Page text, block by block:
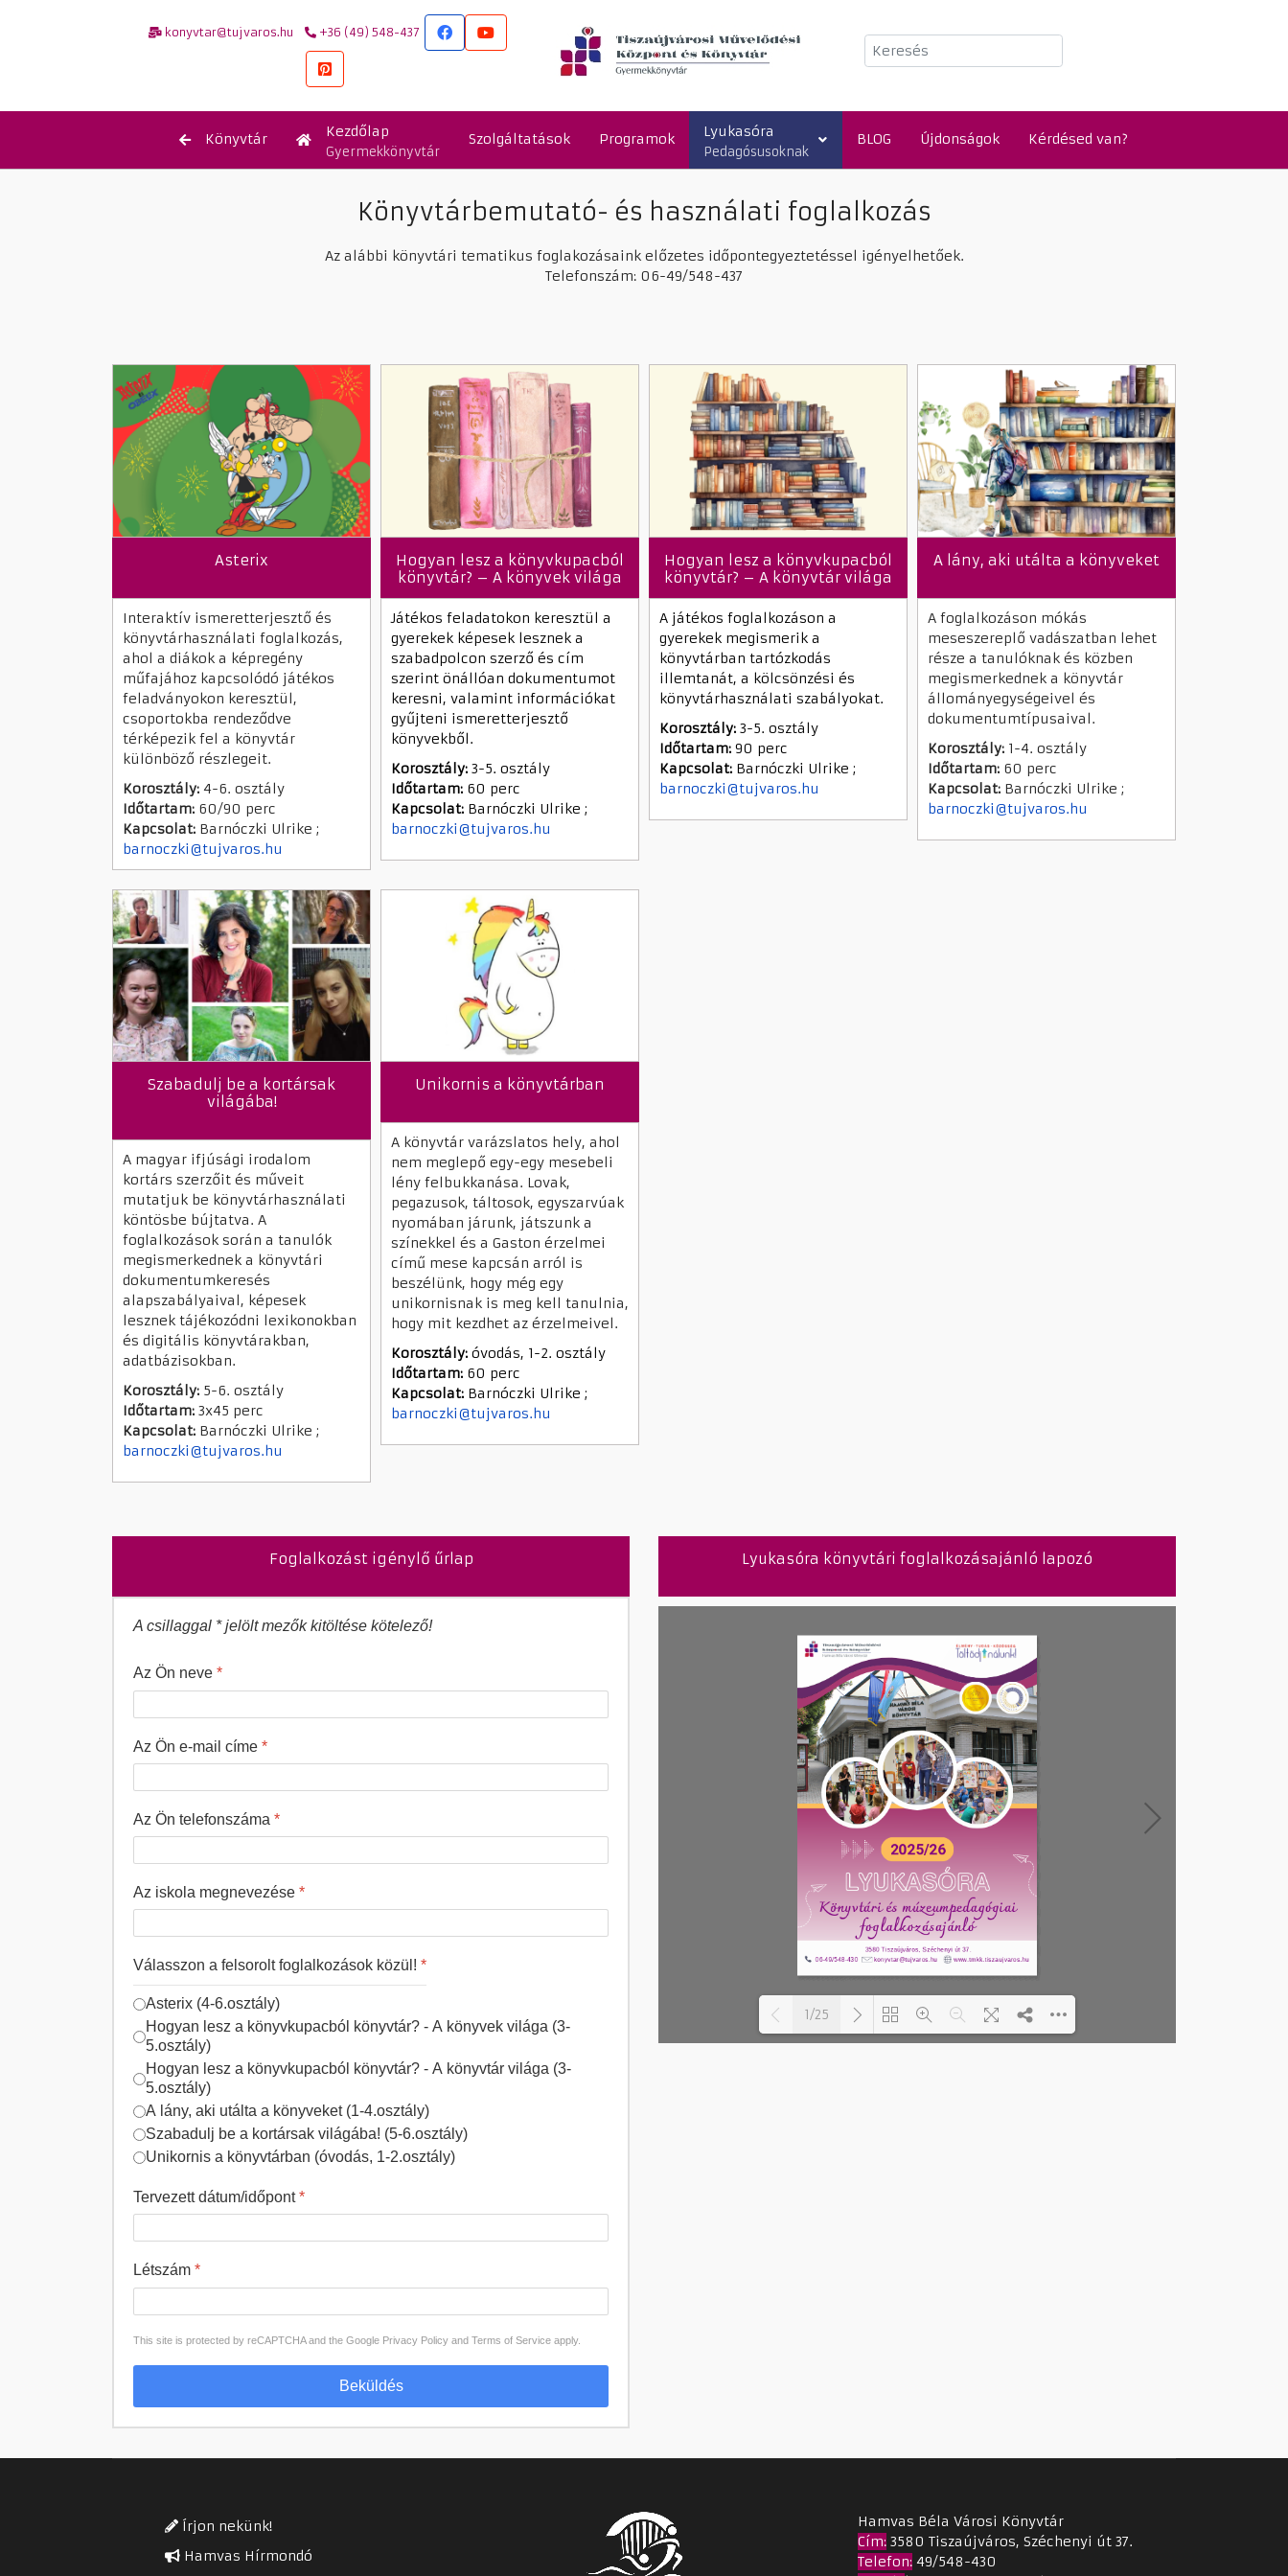
konyvtar@tujvaros.hu +36 (49) 548-437
Keresés
Könyvtár Kezdőlap
Gyermekkönyvtár
Szolgáltatások Programok Lyukasóra
Pedagósusoknak
BLOG Újdonságok Kérdésed van?
Könyvtárbemutató- és használati foglalkozás
Az alábbi könyvtári tematikus foglakozásaink előzetes időpontegyeztetéssel igényelhetőek.
Telefonszám: 06-49/548-437
Asterix
Interaktív ismeretterjesztő és
könyvtárhasználati foglalkozás,
ahol a diákok a képregény
műfajához kapcsolódó játékos
feladványokon keresztül,
csoportokba rendeződve
térképezik fel a könyvtár
különböző részlegeit.
Korosztály: 4-6. osztály
Időtartam: 60/90 perc
Kapcsolat: Barnóczki Ulrike ;
barnoczki@tujvaros.hu
Hogyan lesz a könyvkupacból
könyvtár? – A könyvek világa
Játékos feladatokon keresztül a
gyerekek képesek lesznek a
szabadpolcon szerző és cím
szerint önállóan dokumentumot
keresni, valamint információkat
gyűjteni ismeretterjesztő
könyvekből.
Korosztály: 3-5. osztály
Időtartam: 60 perc
Kapcsolat: Barnóczki Ulrike ;
barnoczki@tujvaros.hu
Hogyan lesz a könyvkupacból
könyvtár? – A könyvtár világa
A játékos foglalkozáson a
gyerekek megismerik a
könyvtárban tartózkodás
illemtanát, a kölcsönzési és
könyvtárhasználati szabályokat.
Korosztály: 3-5. osztály
Időtartam: 90 perc
Kapcsolat: Barnóczki Ulrike ;
barnoczki@tujvaros.hu
A lány, aki utálta a könyveket
A foglalkozáson mókás
meseszereplő vadászatban lehet
része a tanulóknak és közben
megismerkednek a könyvtár
állományegységeivel és
dokumentumtípusaival.
Korosztály: 1-4. osztály
Időtartam: 60 perc
Kapcsolat: Barnóczki Ulrike ;
barnoczki@tujvaros.hu
Szabadulj be a kortársak
világába!
A magyar ifjúsági irodalom
kortárs szerzőit és műveit
mutatjuk be könyvtárhasználati
köntösbe bújtatva. A
foglalkozások során a tanulók
megismerkednek a könyvtári
dokumentumkeresés
alapszabályaival, képesek
lesznek tájékozódni lexikonokban
és digitális könyvtárakban,
adatbázisokban.
Korosztály: 5-6. osztály
Időtartam: 3x45 perc
Kapcsolat: Barnóczki Ulrike ;
barnoczki@tujvaros.hu
Unikornis a könyvtárban
A könyvtár varázslatos hely, ahol
nem meglepő egy-egy mesebeli
lény felbukkanása. Lovak,
pegazusok, táltosok, egyszarvúak
nyomában járunk, játszunk a
színekkel és a Gaston érzelmei
című mese kapcsán arról is
beszélünk, hogy még egy
unikornisnak is meg kell tanulnia,
hogy mit kezdhet az érzelmeivel.
Korosztály: óvodás, 1-2. osztály
Időtartam: 60 perc
Kapcsolat: Barnóczki Ulrike ;
barnoczki@tujvaros.hu
Foglalkozást igénylő űrlap
A csillaggal * jelölt mezők kitöltése kötelező!
Az Ön neve *
Az Ön e-mail címe *
Az Ön telefonszáma *
Az iskola megnevezése *
Válasszon a felsorolt foglalkozások közül! *
Asterix (4-6.osztály)
Hogyan lesz a könyvkupacból könyvtár? - A könyvek világa (3-
5.osztály)
Hogyan lesz a könyvkupacból könyvtár? - A könyvtár világa (3-
5.osztály)
A lány, aki utálta a könyveket (1-4.osztály)
Szabadulj be a kortársak világába! (5-6.osztály)
Unikornis a könyvtárban (óvodás, 1-2.osztály)
Tervezett dátum/időpont*
Létszám *
This site is protected by reCAPTCHA and the Google Privacy Policy and Terms of Service apply.
Beküldés
Lyukasóra könyvtári foglalkozásajánló lapozó
1/25
Írjon nekünk!
Hamvas Hírmondó
Hamvas Béla Városi Könyvtár
Cím:3580 Tiszaújváros, Széchenyi út 37.
Telefon:49/548-430